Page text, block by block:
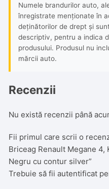
Numele brandurilor auto,
înregistrate menționate în
deținătorilor de drept și
descriptiv, pentru a indica
produsului. Produsul nu
mărcii auto.
Recenzii
Nu există recenzii până
Fii primul care scrii o
Briceag Renault Megane 4,
Negru cu contur silver”
Trebuie să fiiautentificat